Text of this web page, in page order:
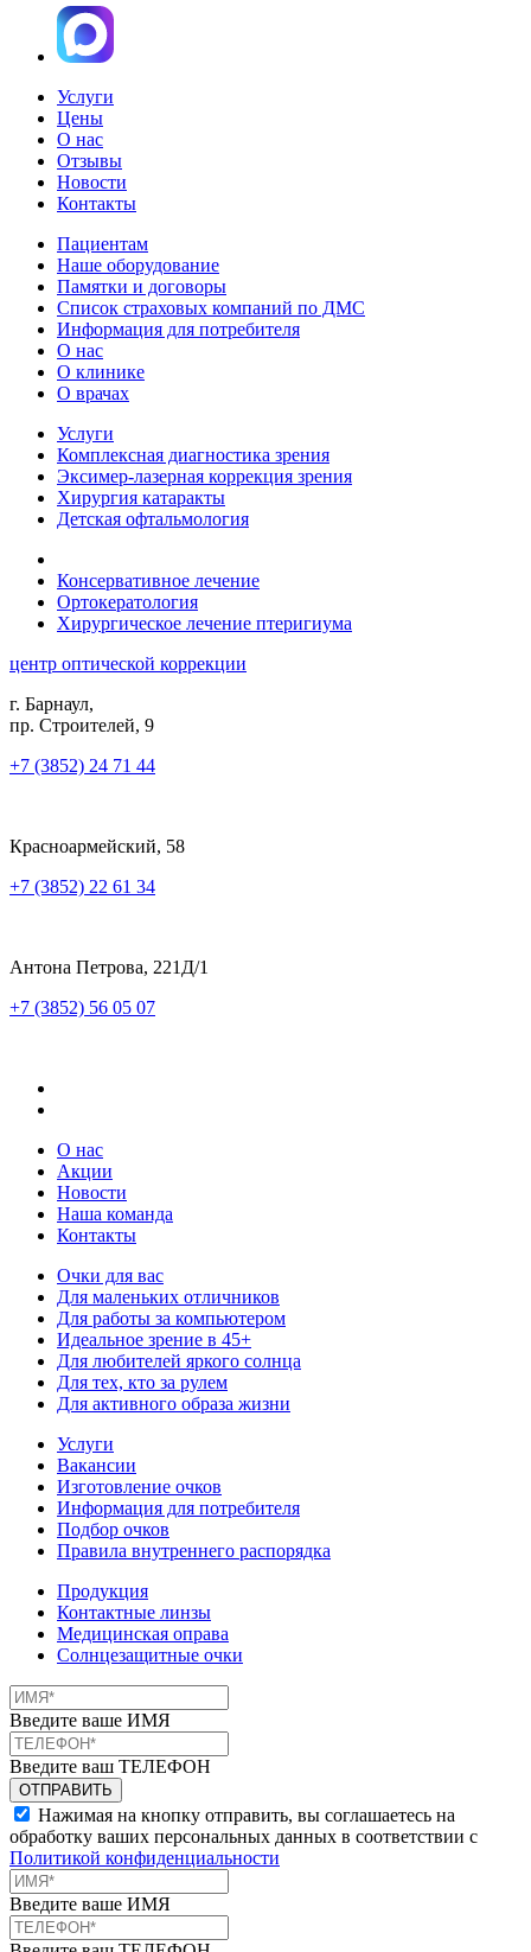
Услуги
Цены
О нас
Отзывы
Новости
Контакты
Пациентам
Наше оборудование
Памятки и договоры
Список страховых компаний по ДМС
Информация для потребителя
О нас
О клинике
О врачах
Услуги
Комплексная диагностика зрения
Эксимер-лазерная коррекция зрения
Хирургия катаракты
Детская офтальмология
Консервативное лечение
Ортокератология
Хирургическое лечение птеригиума
центр оптической коррекции
г. Барнаул,
пр. Строителей, 9
+7 (3852) 24 71 44
Красноармейский, 58
+7 (3852) 22 61 34
Антона Петрова, 221Д/1
+7 (3852) 56 05 07
О нас
Акции
Новости
Наша команда
Контакты
Очки для вас
Для маленьких отличников
Для работы за компьютером
Идеальное зрение в 45+
Для любителей яркого солнца
Для тех, кто за рулем
Для активного образа жизни
Услуги
Вакансии
Изготовление очков
Информация для потребителя
Подбор очков
Правила внутреннего распорядка
Продукция
Контактные линзы
Медицинская оправа
Солнцезащитные очки
Введите ваше ИМЯ
Введите ваш ТЕЛЕФОН
Нажимая на кнопку отправить, вы соглашаетесь на
обработку ваших персональных данных в соответствии с
Политикой конфиденциальности
Введите ваше ИМЯ